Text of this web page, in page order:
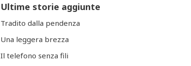
Ultime storie aggiunte
Tradito dalla pendenza
Una leggera brezza
Il telefono senza fili